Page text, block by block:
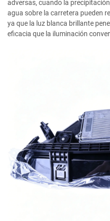
adversas, cuando la
agua sobre la carretera pueden
ya que la luz blanca brillante
eficacia que la iluminación